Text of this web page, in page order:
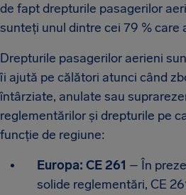
de fapt drepturile pasagerilor
sunteți unul dintre cei 79 % care
Drepturile pasagerilor aerieni
îi ajută pe călători atunci când
întârziate, anulate sau
reglementărilor și drepturile pe
funcție de regiune:
Europa: CE 261 – În
solide reglementări, CE